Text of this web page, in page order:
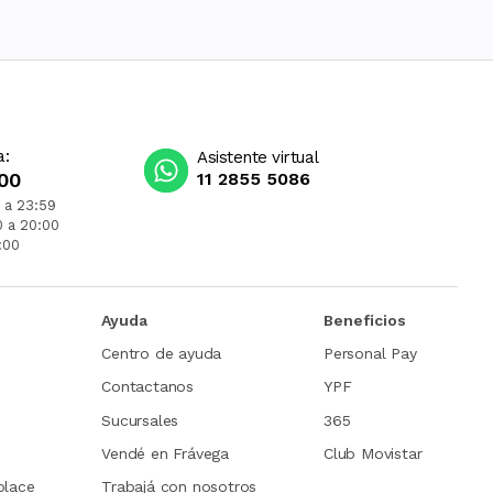
23:59
a 20:00
Asistente virtual
11 2855 5086
Ayuda
Centro de ayuda
Contactanos
Sucursales
Vendé en Frávega
Trabajá con nosotros
Beneficios
Personal Pay
YPF
365
Club Movistar